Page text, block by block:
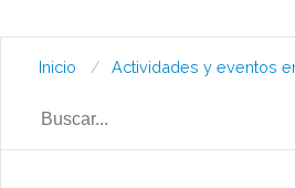
Inicio Actividades y eventos